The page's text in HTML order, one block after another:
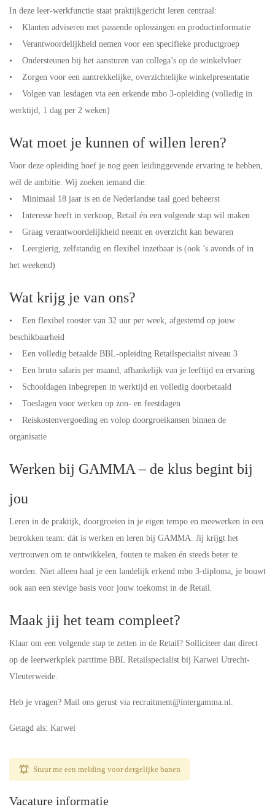
In deze leer-werkfunctie staat praktijkgericht leren centraal:
• Klanten adviseren met passende oplossingen en productinformatie
• Verantwoordelijkheid nemen voor een specifieke productgroep
• Ondersteunen bij het aansturen van collega’s op de winkelvloer
• Zorgen voor een aantrekkelijke, overzichtelijke winkelpresentatie
• Volgen van lesdagen via een erkende mbo 3-opleiding (volledig in
werktijd, 1 dag per 2 weken)
Wat moet je kunnen of willen leren?
Voor deze opleiding hoef je nog geen leidinggevende ervaring te hebben,
wél de ambitie. Wij zoeken iemand die:
• Minimaal 18 jaar is en de Nederlandse taal goed beheerst
• Interesse heeft in verkoop, Retail én een volgende stap wil maken
• Graag verantwoordelijkheid neemt en overzicht kan bewaren
• Leergierig, zelfstandig en flexibel inzetbaar is (ook ’s avonds of in
het weekend)
Wat krijg je van ons?
• Een flexibel rooster van 32 uur per week, afgestemd op jouw
beschikbaarheid
• Een volledig betaalde BBL-opleiding Retailspecialist niveau 3
• Een bruto salaris per maand, afhankelijk van je leeftijd en ervaring
• Schooldagen inbegrepen in werktijd en volledig doorbetaald
• Toeslagen voor werken op zon- en feestdagen
• Reiskostenvergoeding en volop doorgroeikansen binnen de
organisatie
Werken bij GAMMA – de klus begint bij
jou
Leren in de praktijk, doorgroeien in je eigen tempo en meewerken in een
betrokken team: dát is werken en leren bij GAMMA. Jij krijgt het
vertrouwen om te ontwikkelen, fouten te maken én steeds beter te
worden. Niet alleen haal je een landelijk erkend mbo 3-diploma, je bouwt
ook aan een stevige basis voor jouw toekomst in de Retail.
Maak jij het team compleet?
Klaar om een volgende stap te zetten in de Retail? Solliciteer dan direct
op de leerwerkplek parttime BBL Retailspecialist bij Karwei Utrecht-
Vleuterweide.
Heb je vragen? Mail ons gerust via recruitment@intergamma.nl.
Getagd als: Karwei
Stuur me een melding voor dergelijke banen
Vacature informatie